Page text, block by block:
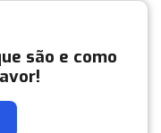
são e como